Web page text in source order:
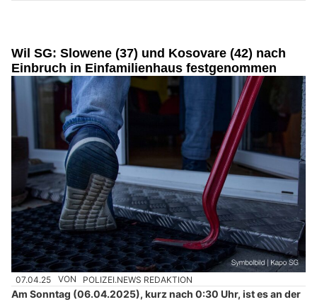
Wil SG: Slowene (37) und Kosovare (42) nach
Einbruch in Einfamilienhaus festgenommen
07.04.25 VON POLIZEI.NEWS REDAKTION
Am Sonntag (06.04.2025), kurz nach 0:30 Uhr, ist es an der